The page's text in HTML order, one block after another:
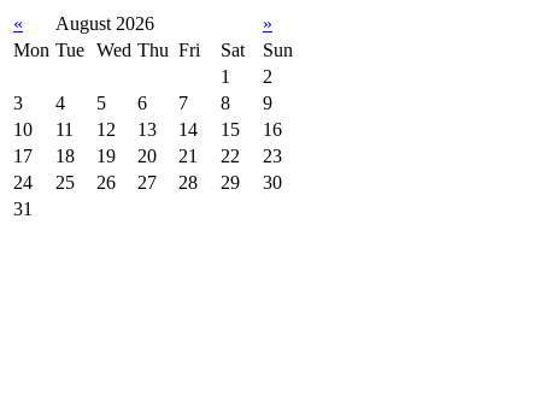
« August 2026
»
Mon Tue Wed Thu Fri Sat
Sun
1
2
3
4 5 6 7 8
9
10
11 12 13 14 15
16
17
18 19 20 21 22
23
24
25 26 27 28 29
30
31